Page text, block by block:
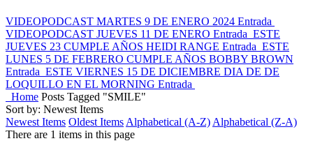
VIDEOPODCAST MARTES 9 DE ENERO 2024 Entrada
VIDEOPODCAST JUEVES 11 DE ENERO Entrada ESTE
JUEVES 23 CUMPLE AÑOS HEIDI RANGE Entrada ESTE
LUNES 5 DE FEBRERO CUMPLE AÑOS BOBBY BROWN
Entrada ESTE VIERNES 15 DE DICIEMBRE DIA DE DE
LOQUILLO EN EL MORNING Entrada
Home Posts Tagged "SMILE"
Sort by: Newest Items
Newest Items Oldest Items Alphabetical (A-Z) Alphabetical (Z-A)
There are 1 items in this page